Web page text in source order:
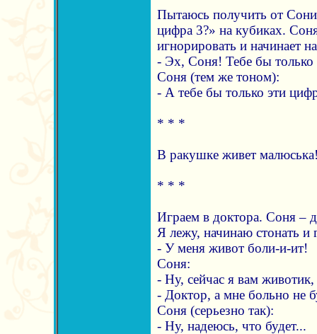
Пытаюсь получить от Сони
цифра 3?» на кубиках.
игнорировать и начинает
- Эх, Соня! Тебе бы только
Соня (тем же тоном):
- А тебе бы только эти
* * *
В ракушке живет
* * *
Играем в доктора. Соня –
Я лежу, начинаю стонать и
- У меня живот боли-и-ит!
Соня:
- Ну, сейчас я вам
- Доктор, а мне больно не
Соня (серьезно так):
- Ну, надеюсь, что будет...